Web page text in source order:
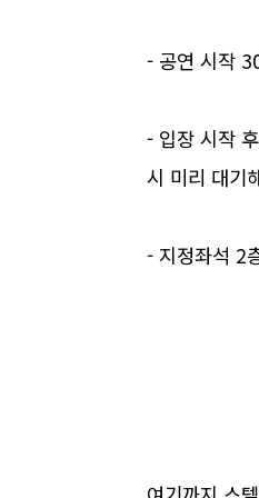
- 공연 시작
- 입장 시작
시 미리 대기
- 지정좌석 2